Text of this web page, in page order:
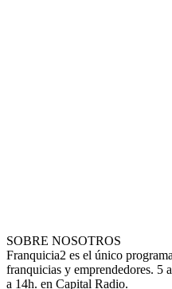
SOBRE NOSOTROS
Franquicia2 es el único
franquicias y emprendedores. 5
a 14h. en Capital Radio.